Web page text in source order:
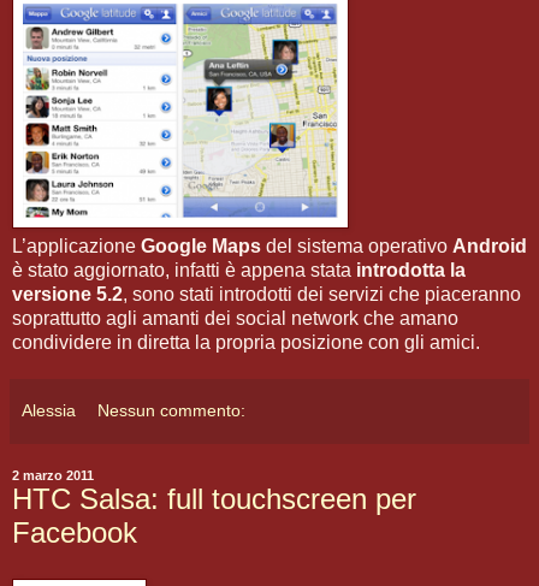
L’applicazione Google Maps del sistema operativo Android
è stato aggiornato, infatti è appena stata introdotta la
versione 5.2, sono stati introdotti dei servizi che piaceranno
soprattutto agli amanti dei social network che amano
condividere in diretta la propria posizione con gli amici.
Alessia Nessun commento:
2 marzo 2011
HTC Salsa: full touchscreen per
Facebook